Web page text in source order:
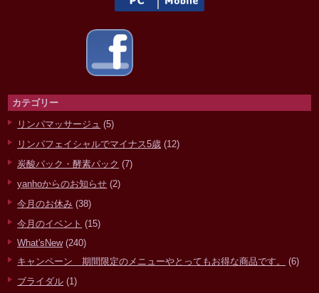
カテゴリー
リンパマッサージュ (5)
リンパフェイシャルでマイナス5歳 (12)
炭酸パック・酵素パック (7)
yanhoからのお知らせ (2)
今月のお休み (38)
今月のイベント (15)
What'sNew(240)
キャンペーン 期間限定のメニューやとってもお得な商品です。
(6)
ブライダル (1)